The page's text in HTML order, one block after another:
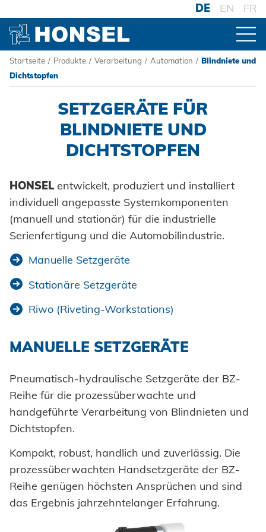
DE EN FR
PRODUKTE
ZUR PRODUKTÜBERSICHT
VERBINDER
Blindnietmuttern
Blindnietschrauben
Powertrain Fasteners
Achsenklemmen
Bolzen
Hülsen
Sonderteile
VERARBEITUNG
Akku-Nieter
Druckluftnietwerkzeuge
Handnietwerkzeuge
Automation
Prozessüberwachung
Verarbeitung Einpresselemente
SYSTEME
Hochfest - Das System
PCF-System
HONSEL
HONSEL WELTWEIT
zur Übersicht
Honsel Umformtechnik
HONSEL-GRUPPE
zur Übersicht
HONSEL THEMEN
KOMPETENZ
FERTIGUNG
zur Übersicht
SERVICE
Startseite / Produkte / Verarbeitung / Automation / Blindniete und
Dichtstopfen
SETZGERÄTE FÜR
BLINDNIETE UND
DICHTSTOPFEN
HONSEL entwickelt, produziert und installiert
individuell angepasste Systemkomponenten
(manuell und stationär) für die industrielle
Serienfertigung und die Automobilindustrie.
Manuelle Setzgeräte
Stationäre Setzgeräte
Riwo (Riveting-Workstations)
MANUELLE SETZGERÄTE
Pneumatisch-hydraulische Setzgeräte der BZ-
Reihe für die prozessüberwachte und
handgeführte Verarbeitung von Blindnieten und
Dichtstopfen.
Kompakt, robust, handlich und zuverlässig. Die
prozessüberwachten Handsetzgeräte der BZ-
Reihe genügen höchsten Ansprüchen und sind
das Ergebnis jahrzehntelanger Erfahrung.